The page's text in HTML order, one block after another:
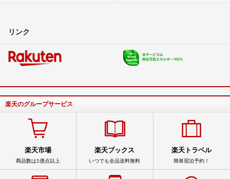
リンク
楽天のグループサービス
楽天市場
商品数は1億点以上
楽天ブックス
いつでも全品送料無料
楽天トラベル
簡単宿泊予約！